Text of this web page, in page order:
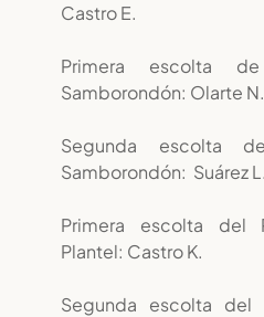
Castro E.
Primera escolta
Samborondón: Olarte N.
Segunda escolta
Samborondón: Suárez L.
Primera escolta del
Plantel: Castro K.
Segunda escolta del